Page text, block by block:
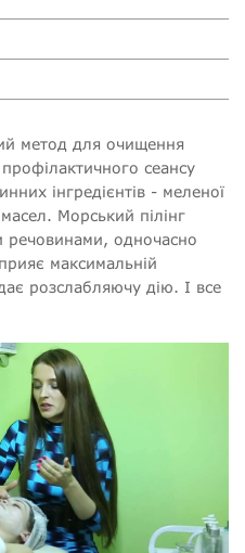
метод для очищення
сеансу
інгредієнтів - меленої
Морський пілінг
речовинами, одночасно
максимальній
розслабляючу дію. І все